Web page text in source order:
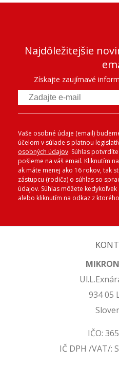
Najdôležitejšie
Získajte zaujímavé
Vaše osobné údaje (email)
účelom v súlade s platnou
osobných údajov. Súhlas
pošleme na váš email. Kliknutím
ak máte menej ako 16 rokov, tak
zástupcu (rodiča) o súhlas so
údajov. Súhlas môžete
alebo kliknutím na odkaz z
934 05
IČO:
IČ DPH /VAT/: